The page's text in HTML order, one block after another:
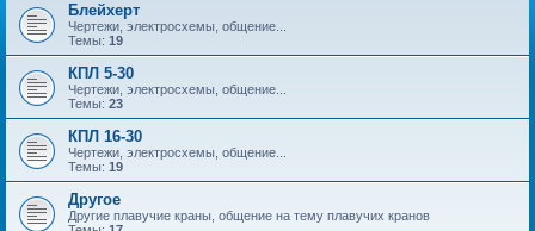
Блейхерт
Чертежи, электросхемы, общение...
Темы: 19
КПЛ 5-30
Чертежи, электросхемы, общение...
Темы: 23
КПЛ 16-30
Чертежи, электросхемы, общение...
Темы: 19
Другое
Другие плавучие краны, общение на тему плавучих кранов